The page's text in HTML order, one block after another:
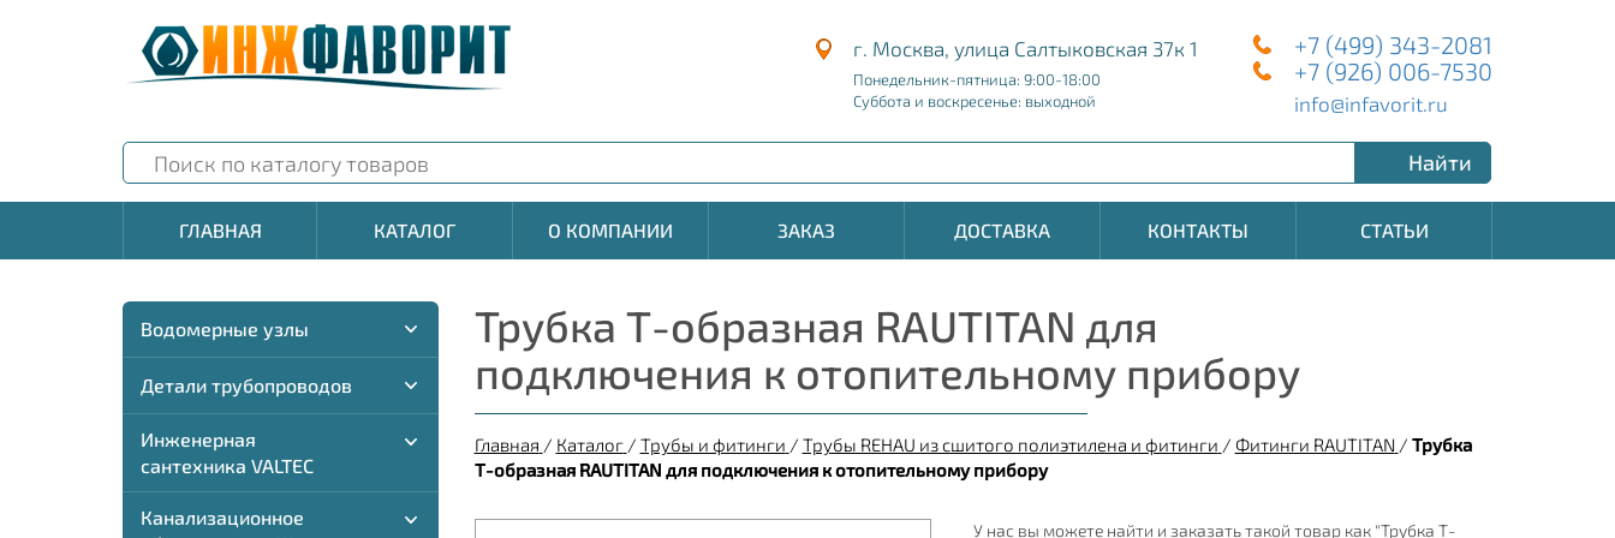
г. Москва, улица Салтыковская 37к 1
Понедельник-пятница: 9:00-18:00
Суббота и воскресенье: выходной
+7 (499) 343-2081
+7 (926) 006-7530
info@infavorit.ru
Найти
ГЛАВНАЯ КАТАЛОГ О КОМПАНИИ ЗАКАЗ ДОСТАВКА КОНТАКТЫ СТАТЬИ
Водомерные узлы
Детали трубопроводов
Инженерная
сантехника VALTEC
Канализационное
Трубка Т-образная RAUTITAN для
подключения к отопительному прибору
Главная / Каталог / Трубы и фитинги / Трубы REHAU из сшитого полиэтилена и фитинги / Фитинги RAUTITAN / Трубка
Т-образная RAUTITAN для подключения к отопительному прибору
У нас вы можете найти и заказать такой товар как "Трубка Т-